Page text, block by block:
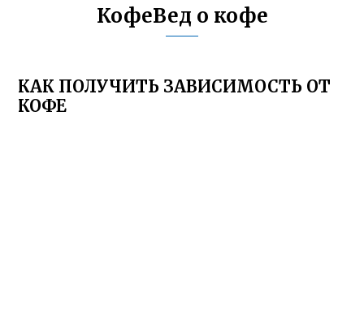
КофеВед о кофе
КАК ПОЛУЧИТЬ ЗАВИСИМОСТЬ ОТ
КОФЕ